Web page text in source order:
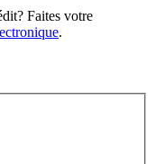
Faites votre
.